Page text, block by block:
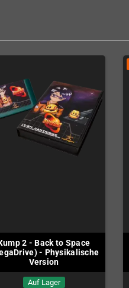
2 - Back to Space
- Physikalische
Version
Auf Lager